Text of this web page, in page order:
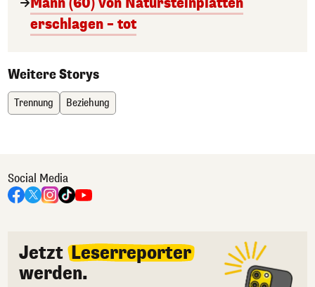
erschlagen – tot
Weitere Storys
Trennung Beziehung
Social Media
Jetzt Leserreporter
werden.